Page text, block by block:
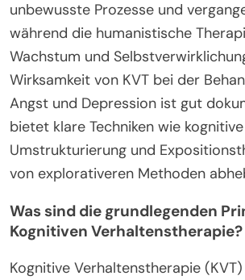
unbewusste Prozesse und
während die humanistische
Wachstum und
Wirksamkeit von KVT bei der
Angst und Depression ist gut
bietet klare Techniken wie kognitive
Umstrukturierung und
von explorativeren Methoden
Was sind die grundlegenden
Kognitiven Verhaltenstherapie?
Kognitive Verhaltenstherapie